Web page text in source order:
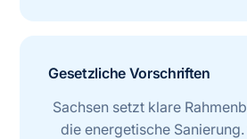
Gesetzliche Vorschriften
Sachsen setzt klare
die energetische